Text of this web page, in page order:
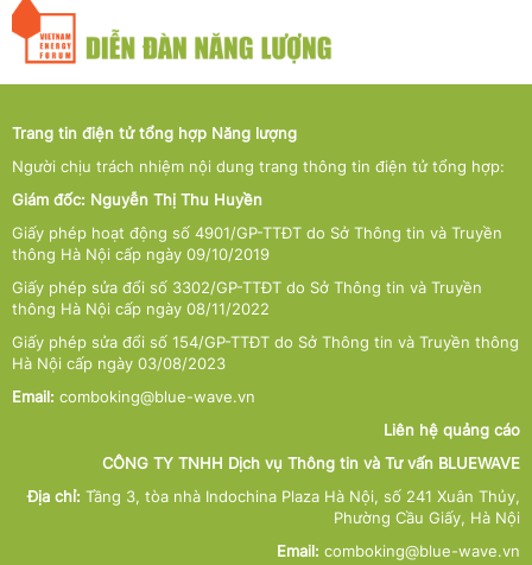
Trang tin điện tử tổng hợp Năng lượng
Người chịu trách nhiệm nội dung trang thông tin điện tử tổng hợp:
Giám đốc: Nguyễn Thị Thu Huyền
Giấy phép hoạt động số 4901/GP-TTĐT do Sở Thông tin và Truyền
thông Hà Nội cấp ngày 09/10/2019
Giấy phép sửa đổi số 3302/GP-TTĐT do Sở Thông tin và Truyền
thông Hà Nội cấp ngày 08/11/2022
Giấy phép sửa đổi số 154/GP-TTĐT do Sở Thông tin và Truyền thông
Hà Nội cấp ngày 03/08/2023
Email: comboking@blue-wave.vn
Liên hệ quảng cáo
CÔNG TY TNHH Dịch vụ Thông tin và Tư vấn BLUEWAVE
Địa chỉ: Tầng 3, tòa nhà Indochina Plaza Hà Nội, số 241 Xuân Thủy,
Phường Cầu Giấy, Hà Nội
Email: comboking@blue-wave.vn